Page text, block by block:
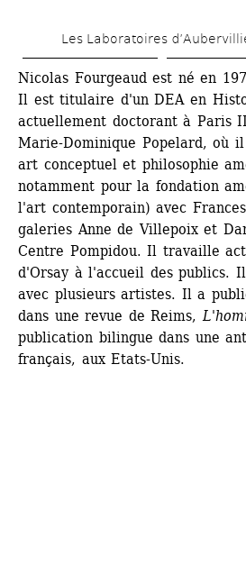
au
contenu
principal
Les Laboratoires
Nicolas Fourgeaud est né en
Il est titulaire d'un DEA en
actuellement doctorant à Paris
Marie-Dominique Popelard, où
art conceptuel et philosophie
notamment pour la fondation
l'art contemporain) avec
galeries Anne de Villepoix et
Centre Pompidou. Il travaille
d'Orsay à l'accueil des publics.
avec plusieurs artistes. Il a
dans une revue de Reims,
publication bilingue dans une
français, aux Etats-Unis.